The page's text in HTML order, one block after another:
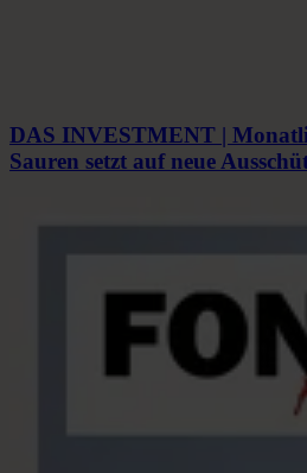
DAS INVESTMENT |
Sauren setzt auf neue